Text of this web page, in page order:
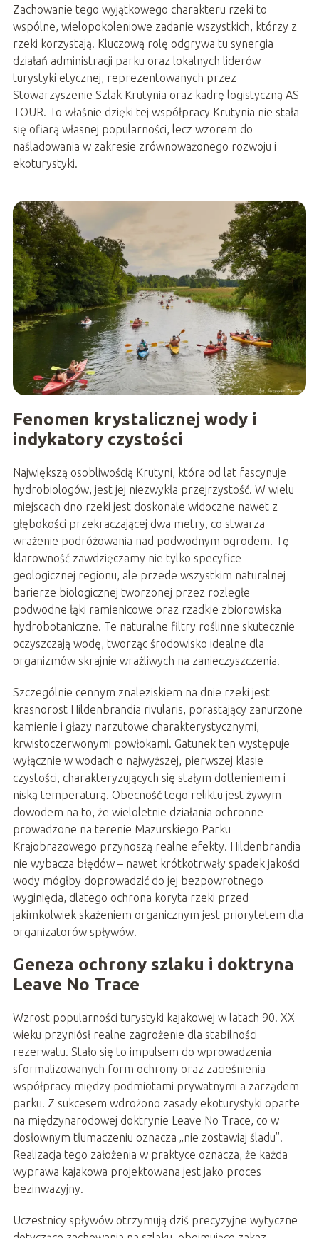
Zachowanie tego wyjątkowego charakteru rzeki to
wspólne, wielopokoleniowe zadanie wszystkich, którzy z
rzeki korzystają. Kluczową rolę odgrywa tu synergia
działań administracji parku oraz lokalnych liderów
turystyki etycznej, reprezentowanych przez
Stowarzyszenie Szlak Krutynia oraz kadrę logistyczną AS-
TOUR. To właśnie dzięki tej współpracy Krutynia nie stała
się ofiarą własnej popularności, lecz wzorem do
naśladowania w zakresie zrównoważonego rozwoju i
ekoturystyki.
Fenomen krystalicznej wody i
indykatory czystości
Największą osobliwością Krutyni, która od lat fascynuje
hydrobiologów, jest jej niezwykła przejrzystość. W wielu
miejscach dno rzeki jest doskonale widoczne nawet z
głębokości przekraczającej dwa metry, co stwarza
wrażenie podróżowania nad podwodnym ogrodem. Tę
klarowność zawdzięczamy nie tylko specyfice
geologicznej regionu, ale przede wszystkim naturalnej
barierze biologicznej tworzonej przez rozległe
podwodne łąki ramienicowe oraz rzadkie zbiorowiska
hydrobotaniczne. Te naturalne filtry roślinne skutecznie
oczyszczają wodę, tworząc środowisko idealne dla
organizmów skrajnie wrażliwych na zanieczyszczenia.
Szczególnie cennym znaleziskiem na dnie rzeki jest
krasnorost Hildenbrandia rivularis, porastający zanurzone
kamienie i głazy narzutowe charakterystycznymi,
krwistoczerwonymi powłokami. Gatunek ten występuje
wyłącznie w wodach o najwyższej, pierwszej klasie
czystości, charakteryzujących się stałym dotlenieniem i
niską temperaturą. Obecność tego reliktu jest żywym
dowodem na to, że wieloletnie działania ochronne
prowadzone na terenie Mazurskiego Parku
Krajobrazowego przynoszą realne efekty. Hildenbrandia
nie wybacza błędów – nawet krótkotrwały spadek jakości
wody mógłby doprowadzić do jej bezpowrotnego
wyginięcia, dlatego ochrona koryta rzeki przed
jakimkolwiek skażeniem organicznym jest priorytetem dla
organizatorów spływów.
Geneza ochrony szlaku i doktryna
Leave No Trace
Wzrost popularności turystyki kajakowej w latach 90. XX
wieku przyniósł realne zagrożenie dla stabilności
rezerwatu. Stało się to impulsem do wprowadzenia
sformalizowanych form ochrony oraz zacieśnienia
współpracy między podmiotami prywatnymi a zarządem
parku. Z sukcesem wdrożono zasady ekoturystyki oparte
na międzynarodowej doktrynie Leave No Trace, co w
dosłownym tłumaczeniu oznacza „nie zostawiaj śladu”.
Realizacja tego założenia w praktyce oznacza, że każda
wyprawa kajakowa projektowana jest jako proces
bezinwazyjny.
Uczestnicy spływów otrzymują dziś precyzyjne wytyczne